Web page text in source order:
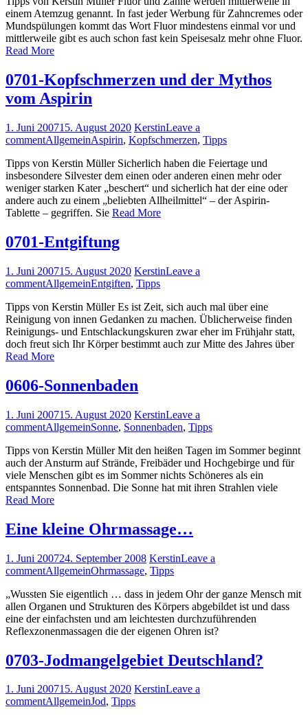
einem Atemzug genannt. In fast jeder Werbung für Zahn­cremes oder
Mundspülungen kommt das Wort Fluor mindestens einmal vor und
mittlerweile gibt es auch schon fast kein Speisesalz mehr ohne Fluor.
Read More
0701-Kopfschmerzen und der Mythos
vom Aspirin
1. Juni 200715. August 2020 KerstinLeave a
commentAllgemeinAspirin, Kopfschmerzen, Tipps
Tipps von Kerstin Müller Sicherlich haben die Feiertage und
insbesondere Silvester dem einen oder anderen einen mehr oder
weniger starken Kater „beschert“ und sicherlich hat der eine oder
andere auch zu einem „beliebten All­heilmittel“ – der Aspirin-
Tablette – gegriffen. Sie Read More
0701-Entgiftung
1. Juni 200715. August 2020 KerstinLeave a
commentAllgemeinEntgiften, Tipps
Tipps von Kerstin Müller Es ist Zeit, sich auch mal über eine
Reinigung von in­nen Gedanken zu machen. Üblicherweise finden
Reinigungs- und Entschlackungskuren zwar eher im Frühjahr statt,
doch freut sich Ihr Körper bestimmt auch zur Mitte des Jahres über
Read More
0606-Sonnenbaden
1. Juni 200715. August 2020 KerstinLeave a
commentAllgemeinSonne, Sonnenbaden, Tipps
Tipps von Kerstin Müller Mit den heißen Tagen im Sommer beginnt
auch der Ansturm auf Strände, Freibäder und Hoch­gebirge und für
viele Menschen gibt es im Sommer nichts Schöneres als ein
entspanntes Sonnenbad. Die Sonne hat mit ihren Strahlen viele
Read More
Eine kleine Ohrmassage…
1. Juni 200724. September 2008 KerstinLeave a
commentAllgemeinOhrmassage, Tipps
„Wussten Sie eigentlich … dass in jedem Ohr der ganze Mensch mit
allen Organen und Strukturen des Kör­pers abge­bildet ist und dass
eine der einfachsten und am leichtesten durchzufüh­renden
Reflexzonen­massagen die der eigenen Ohren ist?
0703-Jodmangelgebiet Deutschland?
1. Juni 200715. August 2020 KerstinLeave a
commentAllgemeinJod, Tipps